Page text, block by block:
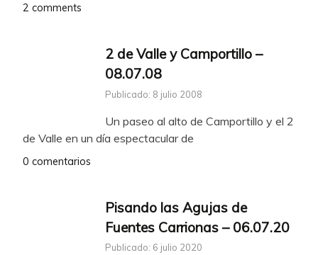
2 comments
2 de Valle y Camportillo –
08.07.08
Publicado: 8 julio 2008
Un paseo al alto de Camportillo y el 2
de Valle en un día espectacular de
0 comentarios
Pisando las Agujas de
Fuentes Carrionas – 06.07.20
Publicado: 6 julio 2020